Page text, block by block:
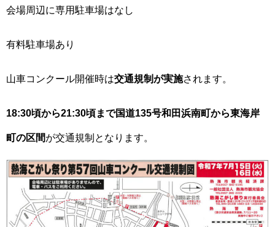
会場周辺に専用駐車場はなし
有料駐車場あり
山車コンクール開催時は交通規制が実施されます。
18:30頃から21:30頃まで国道135号和田浜南町から東海岸
町の区間が交通規制となります。